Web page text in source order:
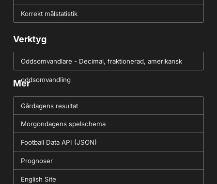
Korrekt målstatistik
Verktyg
Oddsomvandlare - Decimal, fraktionerad, amerikansk
oddsomvandling
Mer
Gårdagens resultat
Morgondagens spelschema
Football Data API (JSON)
Prognoser
English Site